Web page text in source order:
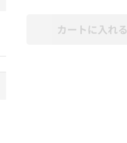
カートに入れる